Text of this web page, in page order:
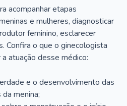
acompanhar etapas
e mulheres, diagnosticar
feminino, esclarecer
Confira o que o ginecologista
atuação desse médico:
e o desenvolvimento das
menina;